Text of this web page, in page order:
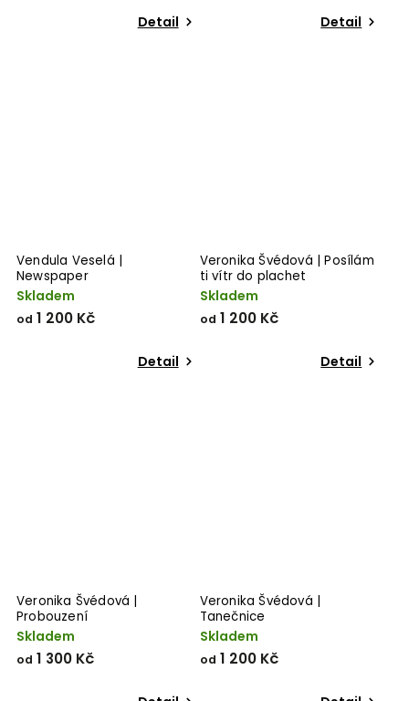
Detail Detail
Vendula Veselá |
Newspaper
Skladem
od 1 200 Kč
Detail
Veronika Švédová | Posílám
ti vítr do plachet
Skladem
od 1 200 Kč
Detail
Veronika Švédová |
Probouzení
Skladem
od 1 300 Kč
Veronika Švédová |
Tanečnice
Skladem
od 1 200 Kč